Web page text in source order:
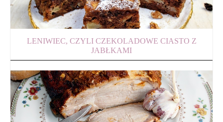
LENIWIEC, CZYLI CZEKOLADOWE CIASTO Z
JABŁKAMI